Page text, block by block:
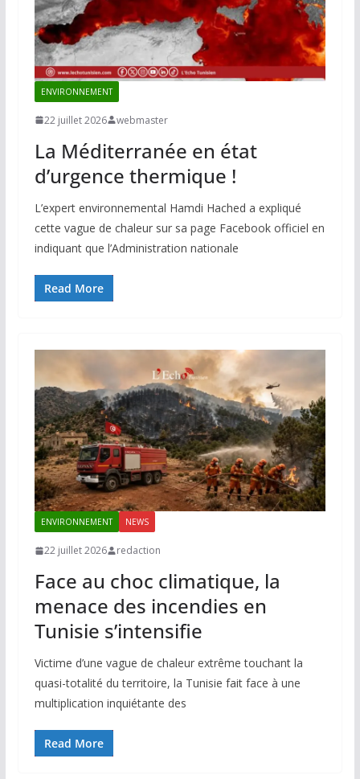
ENVIRONNEMENT
22 juillet 2026 webmaster
La Méditerranée en état
d’urgence thermique !
L’expert environnemental Hamdi Hached a expliqué
cette vague de chaleur sur sa page Facebook officiel en
indiquant que l’Administration nationale
Read More
ENVIRONNEMENT NEWS
22 juillet 2026 redaction
Face au choc climatique, la
menace des incendies en
Tunisie s’intensifie
Victime d’une vague de chaleur extrême touchant la
quasi-totalité du territoire, la Tunisie fait face à une
multiplication inquiétante des
Read More